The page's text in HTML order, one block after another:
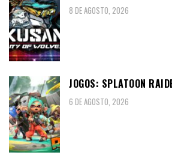
8 DE AGOSTO, 2026
JOGOS: SPLATOON
6 DE AGOSTO, 2026